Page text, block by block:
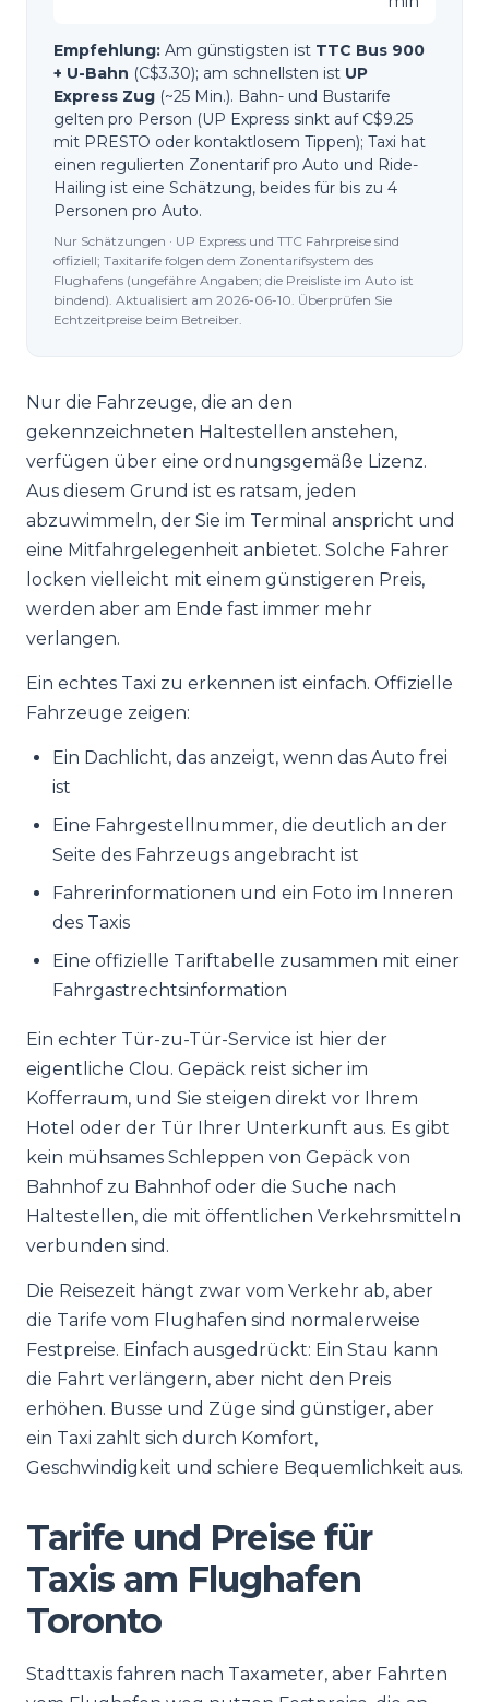
Empfehlung: Am günstigsten ist TTC Bus 900
+ U-Bahn (C$3.30); am schnellsten ist UP
Express Zug (~25 Min.). Bahn- und Bustarife
gelten pro Person (UP Express sinkt auf C$9.25
mit PRESTO oder kontaktlosem Tippen); Taxi hat
einen regulierten Zonentarif pro Auto und Ride-
Hailing ist eine Schätzung, beides für bis zu 4
Personen pro Auto.
Nur Schätzungen · UP Express und TTC Fahrpreise sind
offiziell; Taxitarife folgen dem Zonentarifsystem des
Flughafens (ungefähre Angaben; die Preisliste im Auto ist
bindend). Aktualisiert am 2026-06-10. Überprüfen Sie
Echtzeitpreise beim Betreiber.
Nur die Fahrzeuge, die an den
gekennzeichneten Haltestellen anstehen,
verfügen über eine ordnungsgemäße Lizenz.
Aus diesem Grund ist es ratsam, jeden
abzuwimmeln, der Sie im Terminal anspricht und
eine Mitfahrgelegenheit anbietet. Solche Fahrer
locken vielleicht mit einem günstigeren Preis,
werden aber am Ende fast immer mehr
verlangen.
Ein echtes Taxi zu erkennen ist einfach. Offizielle
Fahrzeuge zeigen:
Ein Dachlicht, das anzeigt, wenn das Auto frei
ist
Eine Fahrgestellnummer, die deutlich an der
Seite des Fahrzeugs angebracht ist
Fahrerinformationen und ein Foto im Inneren
des Taxis
Eine offizielle Tariftabelle zusammen mit einer
Fahrgastrechtsinformation
Ein echter Tür-zu-Tür-Service ist hier der
eigentliche Clou. Gepäck reist sicher im
Kofferraum, und Sie steigen direkt vor Ihrem
Hotel oder der Tür Ihrer Unterkunft aus. Es gibt
kein mühsames Schleppen von Gepäck von
Bahnhof zu Bahnhof oder die Suche nach
Haltestellen, die mit öffentlichen Verkehrsmitteln
verbunden sind.
Die Reisezeit hängt zwar vom Verkehr ab, aber
die Tarife vom Flughafen sind normalerweise
Festpreise. Einfach ausgedrückt: Ein Stau kann
die Fahrt verlängern, aber nicht den Preis
erhöhen. Busse und Züge sind günstiger, aber
ein Taxi zahlt sich durch Komfort,
Geschwindigkeit und schiere Bequemlichkeit aus.
Tarife und Preise für
Taxis am Flughafen
Toronto
Stadttaxis fahren nach Taxameter, aber Fahrten